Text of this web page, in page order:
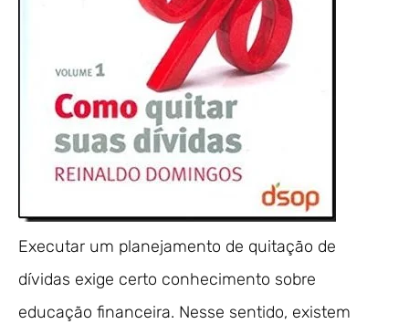
Executar um planejamento de quitação de
dívidas exige certo conhecimento sobre
educação financeira. Nesse sentido, existem